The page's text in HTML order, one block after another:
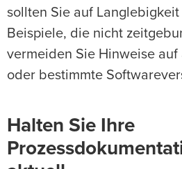
sollten Sie auf
Beispiele, die nicht
vermeiden Sie Hinweise
oder bestimmte
Halten Sie Ihre